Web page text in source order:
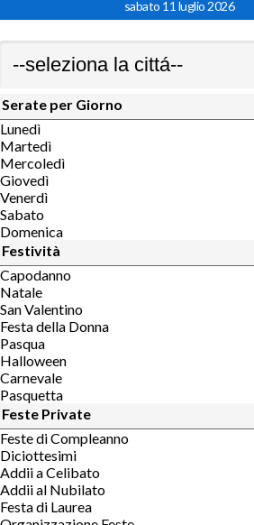
sabato 11 luglio 2026
Serate per Giorno
Lunedì
Martedì
Mercoledì
Giovedì
Venerdì
Sabato
Domenica
Festività
Capodanno
Natale
San Valentino
Festa della Donna
Pasqua
Halloween
Carnevale
Pasquetta
Feste Private
Feste di Compleanno
Diciottesimi
Addii a Celibato
Addii al Nubilato
Festa di Laurea